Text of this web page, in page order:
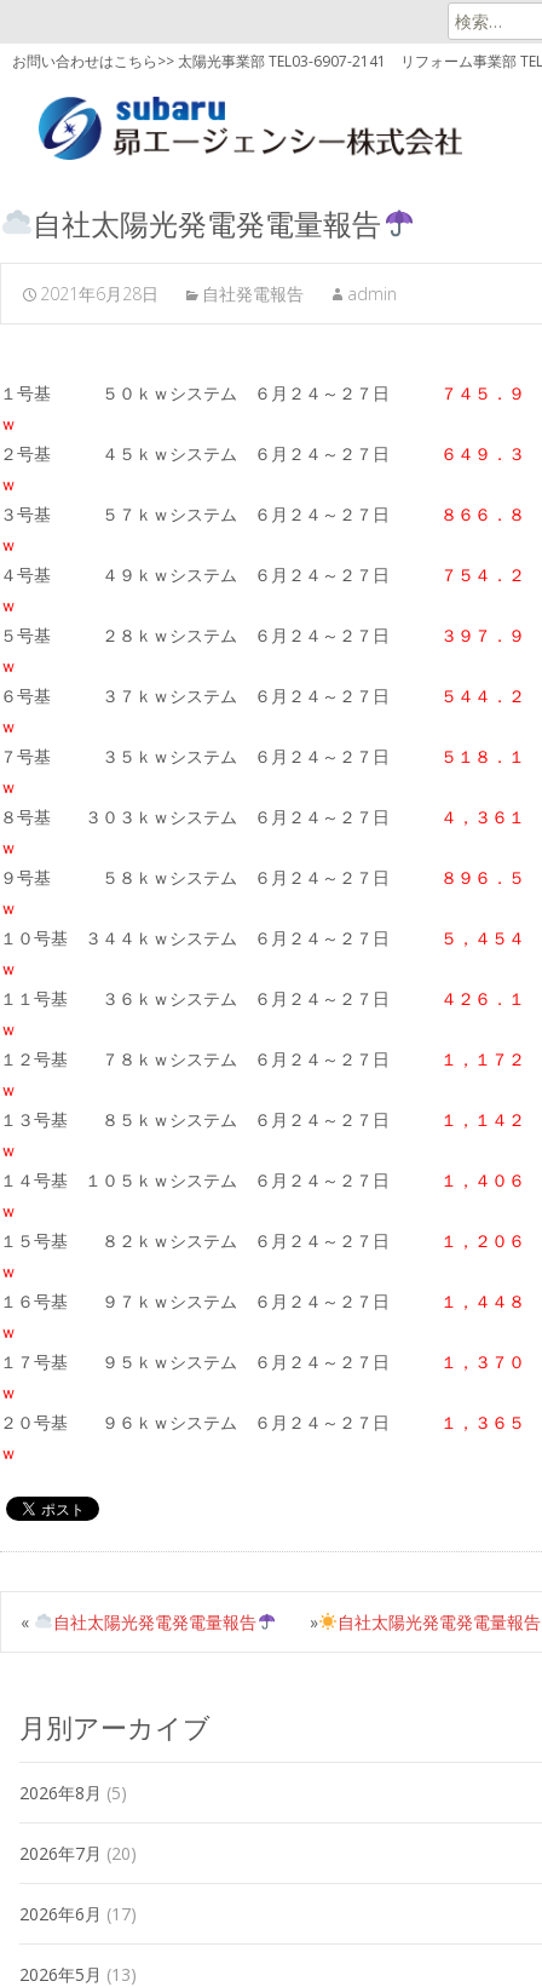
検
索:
お問い合わせはこちら>> 太陽光事業部 TEL03-6907-2141 リフォーム事業部
自社太陽光発電発電量報告
2021年6月28日 自社発電報告 admin
１号基 ５０ｋｗシステム ６月２４～２７日
７４５．
ｗ
２号基 ４５ｋｗシステム ６月２４～２７日
６４９．
ｗ
３号基 ５７ｋｗシステム ６月２４～２７日
８６６．８
ｗ
４号基 ４９ｋｗシステム ６月２４～２７日
７５４．
ｗ
５号基 ２８ｋｗシステム ６月２４～２７日
３９７．
ｗ
６号基 ３７ｋｗシステム ６月２４～２７日
５４４．
ｗ
７号基 ３５ｋｗシステム ６月２４～２７日
５１８．
ｗ
８号基 ３０３ｋｗシステム ６月２４～２７日
４，３６
ｗ
９号基 ５８ｋｗシステム ６月２４～２７日
８９６．
ｗ
１０号基 ３４４ｋｗシステム ６月２４～２７日
５，４５
ｗ
１１号基 ３６ｋｗシステム ６月２４～２７日
４２６．
ｗ
１２号基 ７８ｋｗシステム ６月２４～２７日
１，１７
ｗ
１３号基 ８５ｋｗシステム ６月２４～２７日
１，１４
ｗ
１４号基 １０５ｋｗシステム ６月２４～２７日
１，４０
ｗ
１５号基 ８２ｋｗシステム ６月２４～２７日
１，２０
ｗ
１６号基 ９７ｋｗシステム ６月２４～２７日
１，４４
ｗ
１７号基 ９５ｋｗシステム ６月２４～２７日
１，３７
ｗ
２０号基 ９６ｋｗシステム ６月２４～２７日
１，３６
ｗ
« 自社太陽光発電発電量報告 自社太陽光発電発電量報告
»
月別アーカイブ
2026年8月 (5)
2026年7月 (20)
2026年6月 (17)
2026年5月 (13)